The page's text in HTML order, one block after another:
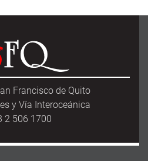
Francisco de Quito
y Vía Interoceánica
2 506 1700